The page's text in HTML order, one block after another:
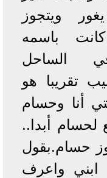
ويتجوز
باسمه
الساحل
تقريبا هو
أنا وحسام
لحسام أبدا..
حسام.بقول
ابني واعرف